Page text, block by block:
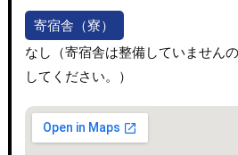
寄宿舎（寮）
なし（寄宿舎は整備していません
してください。）